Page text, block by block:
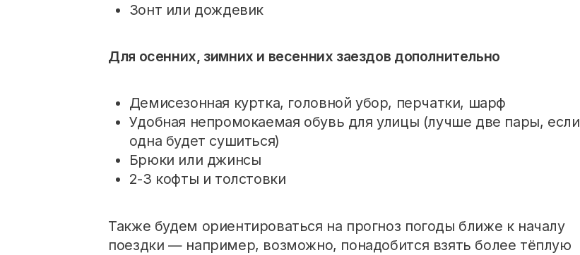
Зонт или дождевик
Для осенних, зимних и весенних заездов дополнительно
Демисезонная куртка, головной убор, перчатки, шарф
Удобная непромокаемая обувь для улицы (лучше две пары, если
одна будет сушиться)
Брюки или джинсы
2-3 кофты и толстовки
Также будем ориентироваться на прогноз погоды ближе к началу
поездки — например, возможно, понадобится взять более тёплую